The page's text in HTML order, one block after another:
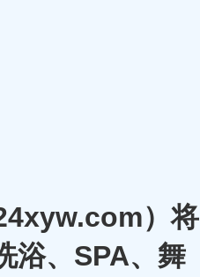
）将
浴、SPA、舞